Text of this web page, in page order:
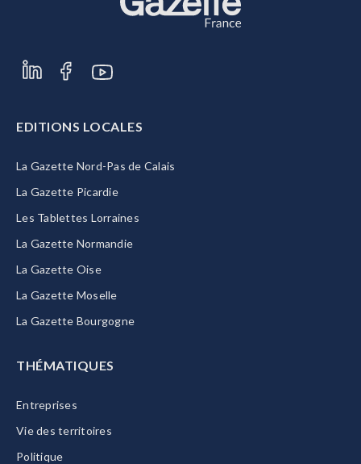
EDITIONS LOCALES
La Gazette Nord-Pas de Calais
La Gazette Picardie
Les Tablettes Lorraines
La Gazette Normandie
La Gazette Oise
La Gazette Moselle
La Gazette Bourgogne
THÉMATIQUES
Entreprises
Vie des territoires
Politique